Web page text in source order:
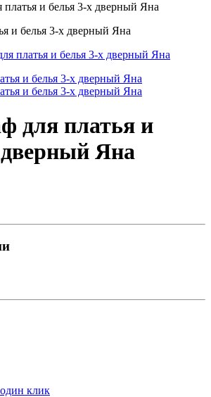
и белья 3-х дверный Яна
и белья 3-х дверный Яна
для платья и
дверный Яна
клик